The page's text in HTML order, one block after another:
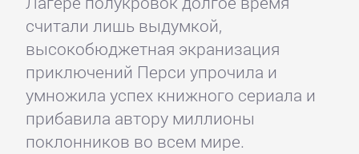
считали лишь выдумкой,
высокобюджетная экранизация
приключений Перси упрочила и
умножила успех книжного сериала и
прибавила автору миллионы
поклонников во всем мире.